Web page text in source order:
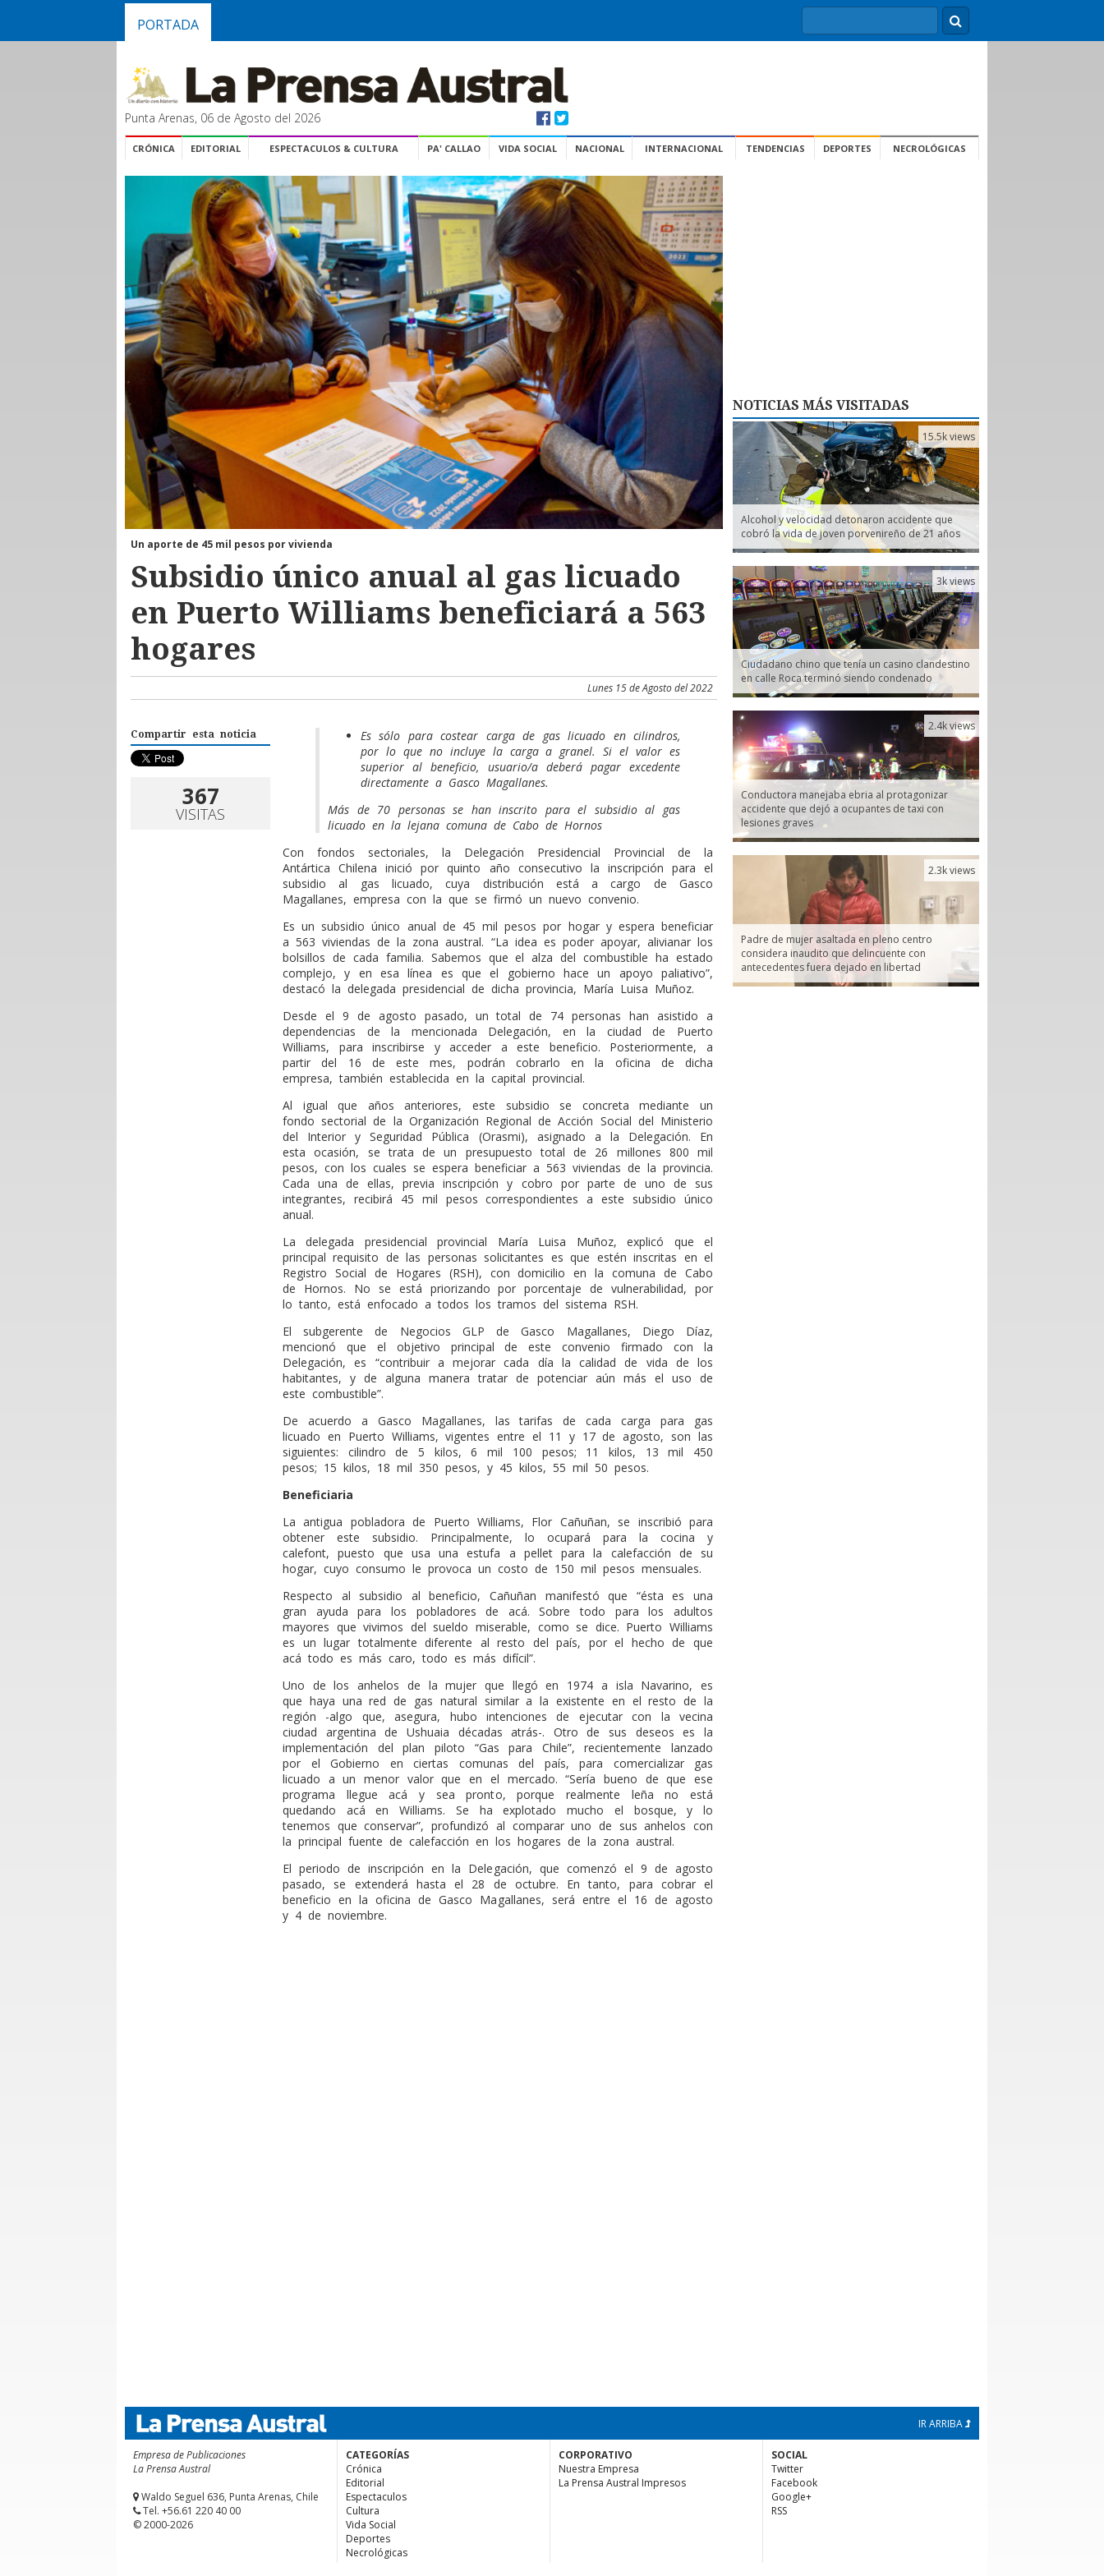
PORTADA
Punta Arenas, 06 de Agosto del 2026
CRÓNICA EDITORIAL ESPECTACULOS & CULTURA PA' CALLAO VIDA SOCIAL NACIONAL INTERNACIONAL TENDENCIAS DEPORTES NECROLÓGICAS
Un aporte de 45 mil pesos por vivienda
Subsidio único anual al gas licuado
en Puerto Williams beneficiará a 563
hogares
Lunes 15 de Agosto del 2022
Compartir esta noticia
367
VISITAS
Es sólo para costear carga de gas licuado en cilindros,
por lo que no incluye la carga a granel. Si el valor es
superior al beneficio, usuario/a deberá pagar excedente
directamente a Gasco Magallanes.
Más de 70 personas se han inscrito para el subsidio al gas
licuado en la lejana comuna de Cabo de Hornos
Con fondos sectoriales, la Delegación Presidencial Provincial de la
Antártica Chilena inició por quinto año consecutivo la inscripción para el
subsidio al gas licuado, cuya distribución está a cargo de Gasco
Magallanes, empresa con la que se firmó un nuevo convenio.
Es un subsidio único anual de 45 mil pesos por hogar y espera beneficiar
a 563 viviendas de la zona austral. “La idea es poder apoyar, alivianar los
bolsillos de cada familia. Sabemos que el alza del combustible ha estado
complejo, y en esa línea es que el gobierno hace un apoyo paliativo”,
destacó la delegada presidencial de dicha provincia, María Luisa Muñoz.
Desde el 9 de agosto pasado, un total de 74 personas han asistido a
dependencias de la mencionada Delegación, en la ciudad de Puerto
Williams, para inscribirse y acceder a este beneficio. Posteriormente, a
partir del 16 de este mes, podrán cobrarlo en la oficina de dicha
empresa, también establecida en la capital provincial.
Al igual que años anteriores, este subsidio se concreta mediante un
fondo sectorial de la Organización Regional de Acción Social del Ministerio
del Interior y Seguridad Pública (Orasmi), asignado a la Delegación. En
esta ocasión, se trata de un presupuesto total de 26 millones 800 mil
pesos, con los cuales se espera beneficiar a 563 viviendas de la provincia.
Cada una de ellas, previa inscripción y cobro por parte de uno de sus
integrantes, recibirá 45 mil pesos correspondientes a este subsidio único
anual.
La delegada presidencial provincial María Luisa Muñoz, explicó que el
principal requisito de las personas solicitantes es que estén inscritas en el
Registro Social de Hogares (RSH), con domicilio en la comuna de Cabo
de Hornos. No se está priorizando por porcentaje de vulnerabilidad, por
lo tanto, está enfocado a todos los tramos del sistema RSH.
El subgerente de Negocios GLP de Gasco Magallanes, Diego Díaz,
mencionó que el objetivo principal de este convenio firmado con la
Delegación, es “contribuir a mejorar cada día la calidad de vida de los
habitantes, y de alguna manera tratar de potenciar aún más el uso de
este combustible”.
De acuerdo a Gasco Magallanes, las tarifas de cada carga para gas
licuado en Puerto Williams, vigentes entre el 11 y 17 de agosto, son las
siguientes: cilindro de 5 kilos, 6 mil 100 pesos; 11 kilos, 13 mil 450
pesos; 15 kilos, 18 mil 350 pesos, y 45 kilos, 55 mil 50 pesos.
Beneficiaria
La antigua pobladora de Puerto Williams, Flor Cañuñan, se inscribió para
obtener este subsidio. Principalmente, lo ocupará para la cocina y
calefont, puesto que usa una estufa a pellet para la calefacción de su
hogar, cuyo consumo le provoca un costo de 150 mil pesos mensuales.
Respecto al subsidio al beneficio, Cañuñan manifestó que “ésta es una
gran ayuda para los pobladores de acá. Sobre todo para los adultos
mayores que vivimos del sueldo miserable, como se dice. Puerto Williams
es un lugar totalmente diferente al resto del país, por el hecho de que
acá todo es más caro, todo es más difícil”.
Uno de los anhelos de la mujer que llegó en 1974 a isla Navarino, es
que haya una red de gas natural similar a la existente en el resto de la
región -algo que, asegura, hubo intenciones de ejecutar con la vecina
ciudad argentina de Ushuaia décadas atrás-. Otro de sus deseos es la
implementación del plan piloto “Gas para Chile”, recientemente lanzado
por el Gobierno en ciertas comunas del país, para comercializar gas
licuado a un menor valor que en el mercado. “Sería bueno de que ese
programa llegue acá y sea pronto, porque realmente leña no está
quedando acá en Williams. Se ha explotado mucho el bosque, y lo
tenemos que conservar”, profundizó al comparar uno de sus anhelos con
la principal fuente de calefacción en los hogares de la zona austral.
El periodo de inscripción en la Delegación, que comenzó el 9 de agosto
pasado, se extenderá hasta el 28 de octubre. En tanto, para cobrar el
beneficio en la oficina de Gasco Magallanes, será entre el 16 de agosto
y 4 de noviembre.
NOTICIAS MÁS VISITADAS
Alcohol y velocidad detonaron accidente que
cobró la vida de joven porvenireño de 21 años
15.5k views
Ciudadano chino que tenía un casino clandestino
en calle Roca terminó siendo condenado
3k views
Conductora manejaba ebria al protagonizar
accidente que dejó a ocupantes de taxi con
lesiones graves
2.4k views
Padre de mujer asaltada en pleno centro
considera inaudito que delincuente con
antecedentes fuera dejado en libertad
2.3k views
IR ARRIBA
Empresa de Publicaciones
La Prensa Austral
Waldo Seguel 636, Punta Arenas, Chile
Tel. +56.61 220 40 00
© 2000-2026
CATEGORÍAS
Crónica
Editorial
Espectaculos
Cultura
Vida Social
Deportes
Necrológicas
CORPORATIVO
Nuestra Empresa
La Prensa Austral Impresos
SOCIAL
Twitter
Facebook
Google+
RSS